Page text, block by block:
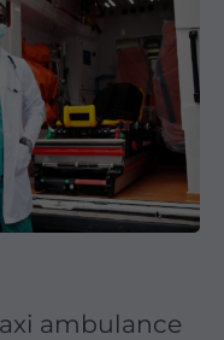
ambulance